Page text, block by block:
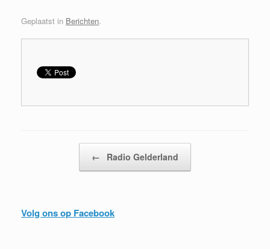
Geplaatst in Berichten.
← Radio Gelderland
Volg ons op Facebook